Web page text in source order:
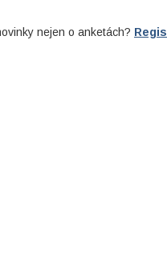
nejen o anketách?